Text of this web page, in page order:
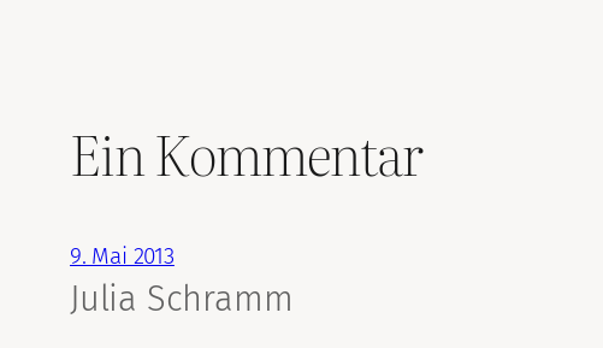
Ein Kommentar
9. Mai 2013
Julia Schramm